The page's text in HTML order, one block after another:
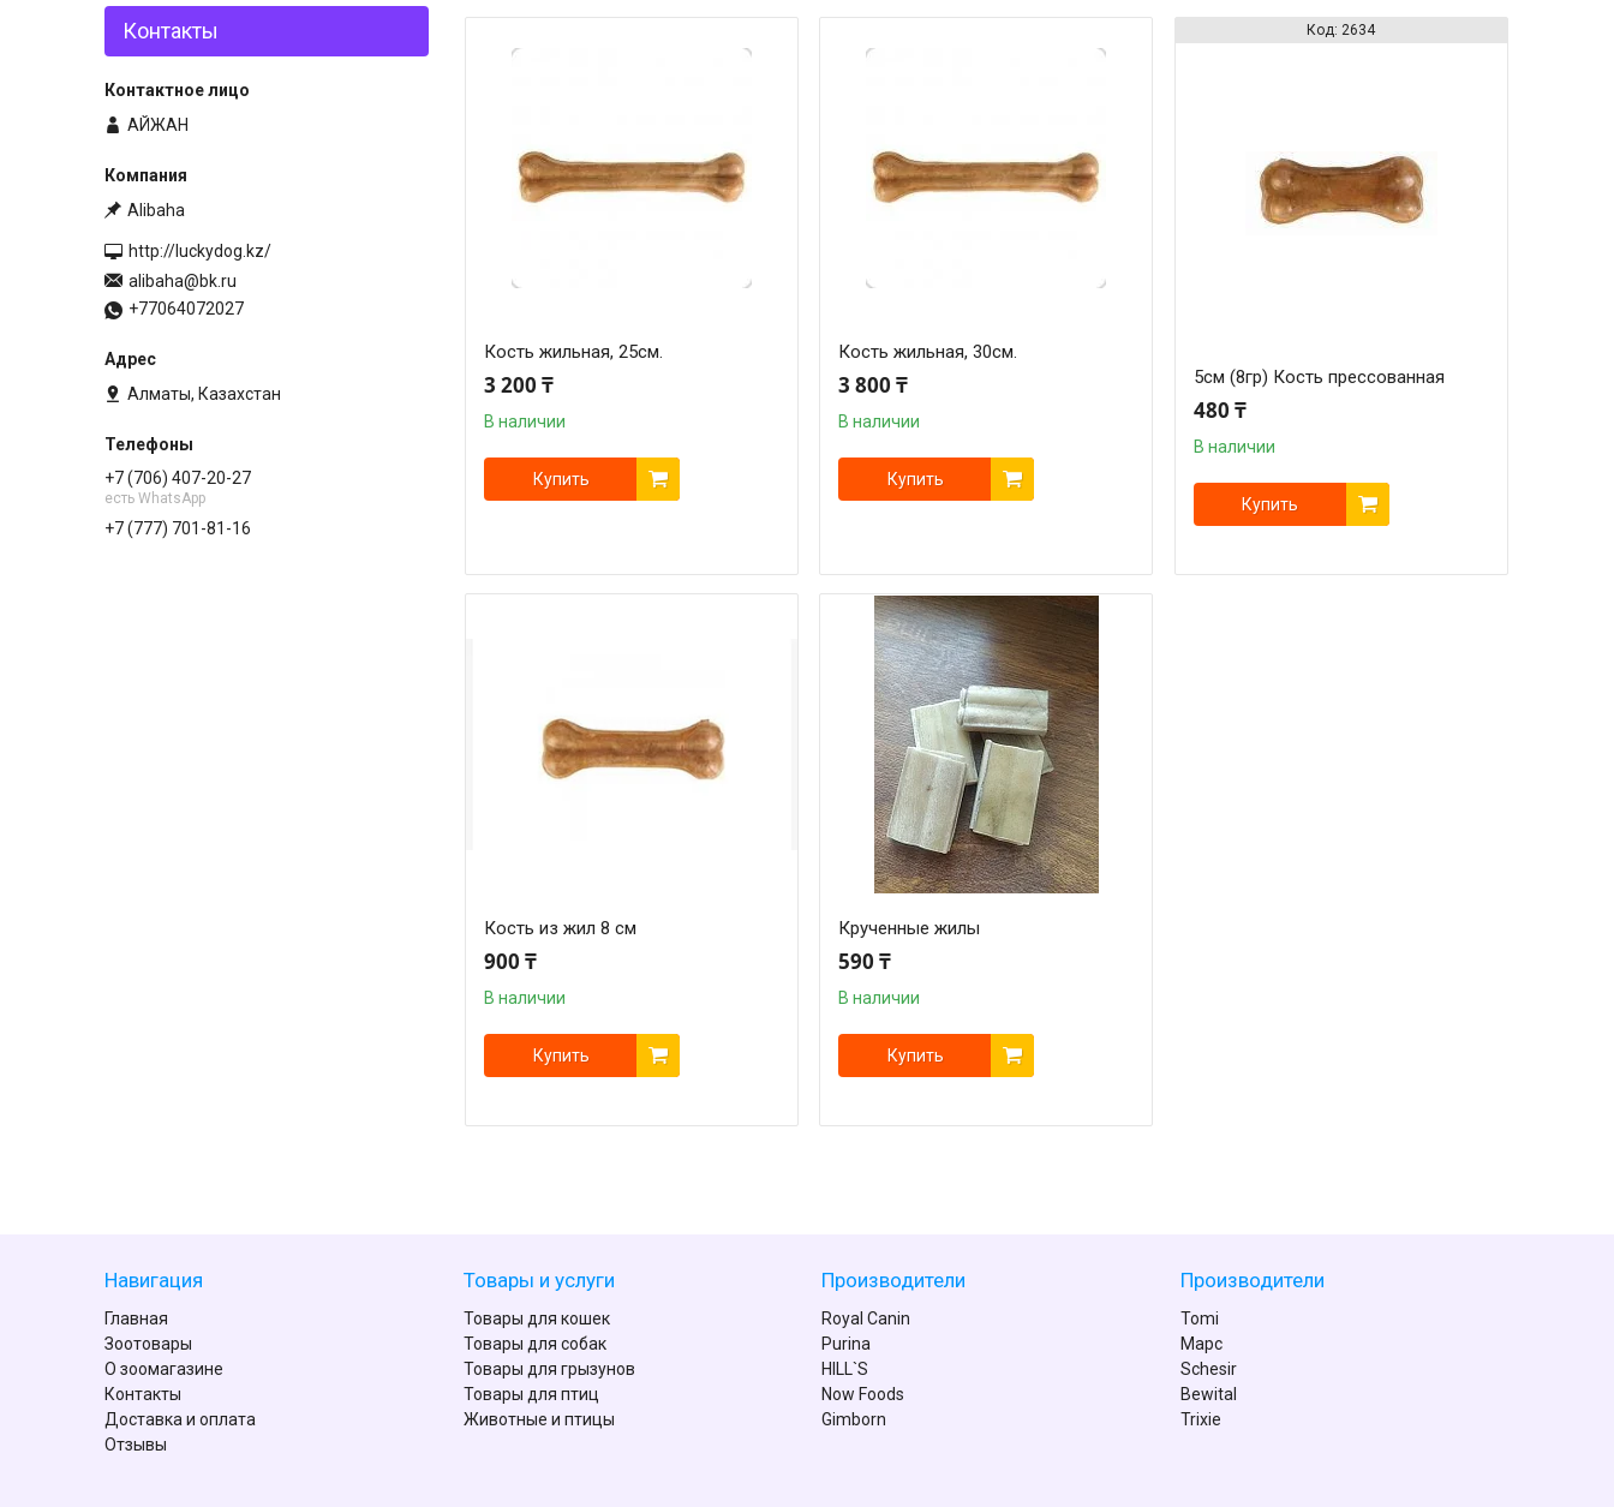
Кость жильная, 25см.
3 200 ₸
В наличии
Купить
Кость жильная, 30см.
3 800 ₸
В наличии
Купить
2634
5см (8гр) Кость прессованная
480 ₸
В наличии
Купить
Кость из жил 8 см
900 ₸
В наличии
Купить
Крученные жилы
590 ₸
В наличии
Купить
Контакты
АЙЖАН
Alibaha
http://luckydog.kz/
alibaha@bk.ru
+77064072027
Алматы, Казахстан
+7 (706) 407-20-27
есть WhatsApp
+7 (777) 701-81-16
Навигация
Главная
Зоотовары
О зоомагазине
Контакты
Доставка и оплата
Отзывы
Товары и услуги
Товары для кошек
Товары для собак
Товары для грызунов
Товары для птиц
Животные и птицы
Производители
Royal Canin
Purina
HILL`S
Now Foods
Gimborn
Производители
Tomi
Марс
Schesir
Bewital
Trixie